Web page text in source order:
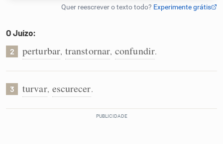
Humanizador de IA
Conexões
O Juízo:
2 perturbar, transtornar, confundir.
3 turvar, escurecer.